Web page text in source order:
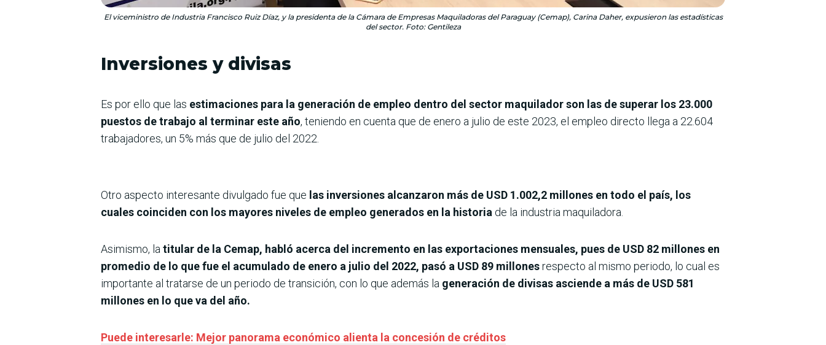
El viceministro de Industria Francisco Ruiz Díaz, y la presidenta de la Cámara de Empresas Maquiladoras del Paraguay (Cemap), Carina Daher, expusieron las estadísticas
del sector. Foto: Gentileza
Inversiones y divisas
Es por ello que las estimaciones para la generación de empleo dentro del sector maquilador son las de superar los 23.000
puestos de trabajo al terminar este año, teniendo en cuenta que de enero a julio de este 2023, el empleo directo llega a 22.604
trabajadores, un 5% más que de julio del 2022.
Otro aspecto interesante divulgado fue que las inversiones alcanzaron más de USD 1.002,2 millones en todo el país, los
cuales coinciden con los mayores niveles de empleo generados en la historia de la industria maquiladora.
Asimismo, latitular de la Cemap, habló acerca del incremento en las exportaciones mensuales, pues de USD 82 millones en
promedio de lo que fue el acumulado de enero a julio del 2022, pasó a USD 89 millonesrespecto al mismo periodo, lo cual es
importante al tratarse de un periodo de transición, con lo que además la generación de divisas asciende a más de USD 581
millones en lo que va del año.
Puede interesarle: Mejor panorama económico alienta la concesión de créditos